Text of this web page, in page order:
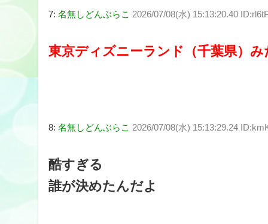
7: 名無しどんぶらこ 2026/07/08(水) 15:13:20.40
東京ディズニーランド（千葉県）
8: 名無しどんぶらこ 2026/07/08(水) 15:13:29.24
酷すぎる
誰が決めたんだよ